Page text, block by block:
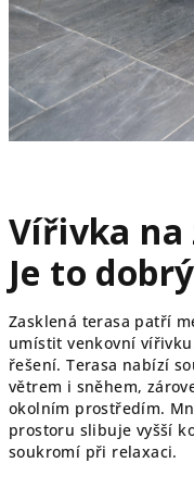
Vířivka na
Je to
Zasklená terasa patří
umístit venkovní
řešení. Terasa nabízí
větrem i sněhem,
okolním prostředím.
prostoru slibuje vyšší
soukromí při relaxaci.